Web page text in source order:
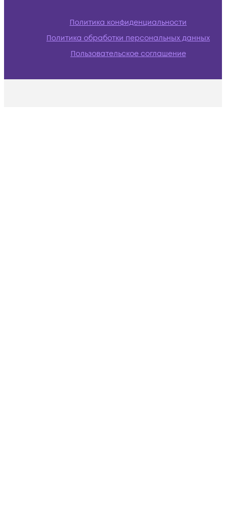
Политика конфиденциальности
Политика обработки персональных данных
Пользовательское соглашение